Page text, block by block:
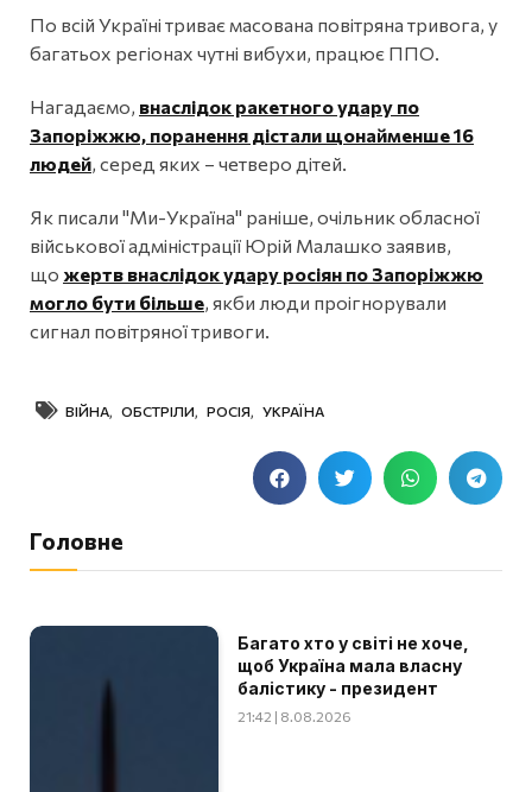
По всій Україні триває масована повітряна тривога, у
багатьох регіонах чутні вибухи, працює ППО.
Нагадаємо, внаслідок ракетного удару по
Запоріжжю, поранення дістали щонайменше 16
людей, серед яких – четверо дітей.
Як писали "Ми-Україна" раніше, очільник обласної
військової адміністрації Юрій Малашко заявив,
що жертв внаслідок удару росіян по Запоріжжю
могло бути більше, якби люди проігнорували
сигнал повітряної тривоги.
ВІЙНА ОБСТРІЛИ РОСІЯ УКРАЇНА
Головне
Багато хто у світі не хоче,
щоб Україна мала власну
балістику - президент
21:42 | 8.08.2026